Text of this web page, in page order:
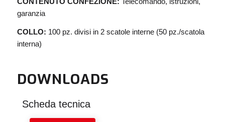
garanzia
COLLO: 100 pz. divisi in 2 scatole interne (50 pz./scatola
interna)
DOWNLOADS
Scheda tecnica